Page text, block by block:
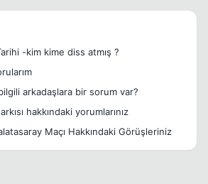
-kim kime diss atmış ?
arkadaşlara bir sorum var?
hakkındaki yorumlarınız
Maçı Hakkındaki Görüşleriniz